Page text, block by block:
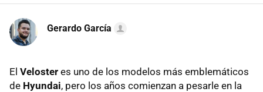
Gerardo García
El Veloster es uno de los modelos más emblemáticos
de Hyundai, pero los años comienzan a pesarle en la